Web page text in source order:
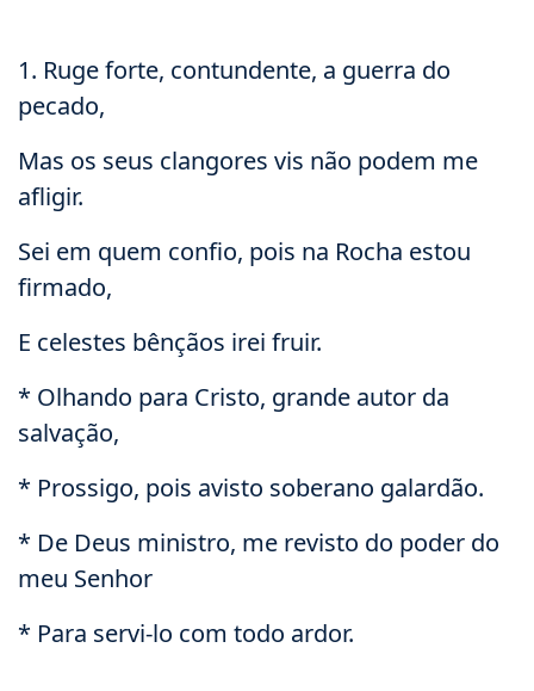
1. Ruge forte, contundente, a guerra do
pecado,
Mas os seus clangores vis não podem me
afligir.
Sei em quem confio, pois na Rocha estou
firmado,
E celestes bênçãos irei fruir.
* Olhando para Cristo, grande autor da
salvação,
* Prossigo, pois avisto soberano galardão.
* De Deus ministro, me revisto do poder do
meu Senhor
* Para servi-lo com todo ardor.